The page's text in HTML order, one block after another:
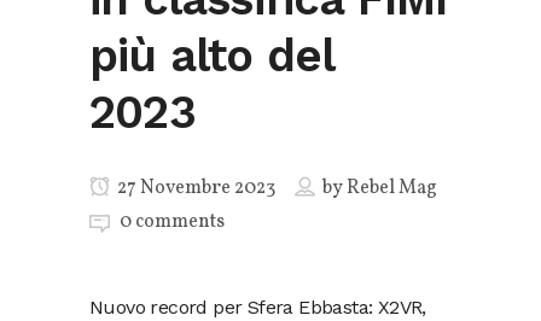
più alto del
2023
27 Novembre 2023 byRebel Mag
0 comments
Nuovo record per Sfera Ebbasta: X2VR,